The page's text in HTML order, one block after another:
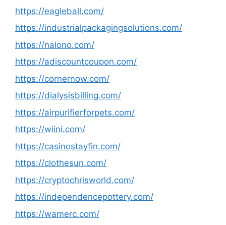
https://eagleball.com/
https://industrialpackagingsolutions.com/
https://nalono.com/
https://adiscountcoupon.com/
https://cornernow.com/
https://dialysisbilling.com/
https://airpurifierforpets.com/
https://wiini.com/
https://casinostayfin.com/
https://clothesun.com/
https://cryptochrisworld.com/
https://independencepottery.com/
https://wamerc.com/